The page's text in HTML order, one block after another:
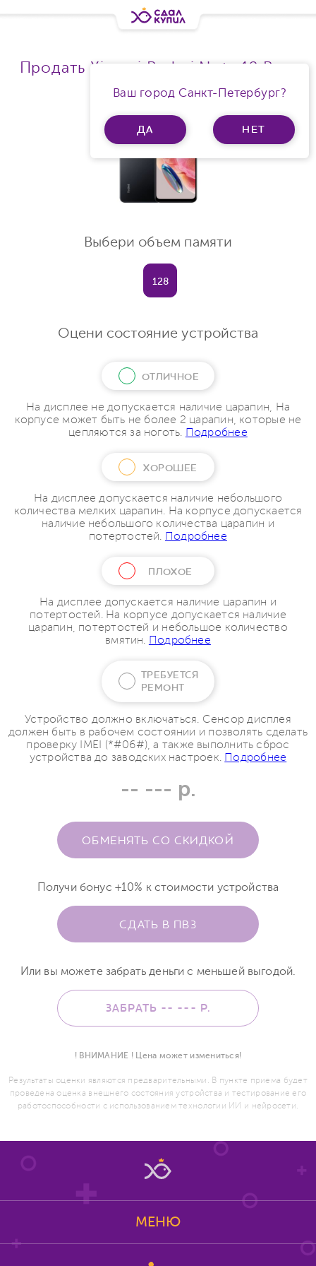
Ваш город Санкт-Петербург?
ДА НЕТ
Продать Xiaomi Redmi Note 12 Ram
6Gb
Выбери объем памяти
128
Оцени состояние устройства
ОТЛИЧНОЕ
На дисплее не допускается наличие царапин, На
корпусе может быть не более 2 царапин, которые не
цепляются за ноготь. Подробнее
ХОРОШЕЕ
На дисплее допускается наличие небольшого
количества мелких царапин. На корпусе допускается
наличие небольшого количества царапин и
потертостей. Подробнее
ПЛОХОЕ
На дисплее допускается наличие царапин и
потертостей. На корпусе допускается наличие
царапин, потертостей и небольшое количество
вмятин. Подробнее
ТРЕБУЕТСЯ
РЕМОНТ
Устройство должно включаться. Сенсор дисплея
должен быть в рабочем состоянии и позволять сделать
проверку IMEI (*#06#), а также выполнить сброс
устройства до заводских настроек. Подробнее
-- --- р.
ОБМЕНЯТЬ СО СКИДКОЙ
Получи бонус +10% к стоимости устройства
СДАТЬ В ПВЗ
Или вы можете забрать деньги с меньшей выгодой.
ЗАБРАТЬ -- --- Р.
! ВНИМАНИЕ ! Цена может измениться!
Результаты оценки являются предварительными. В пункте приема будет
проведена оценка внешнего состояния устройства и тестирование его
работоспособности с использованием технологии ИИ и нейросети.
МЕНЮ